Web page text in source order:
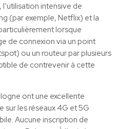
intensive de
(par exemple, Netflix) et la
lorsque
de connexion via un point
ou un routeur par plusieurs
de contrevenir à cette
ont une excellente
sur les réseaux 4G et 5G
Aucune inscription de